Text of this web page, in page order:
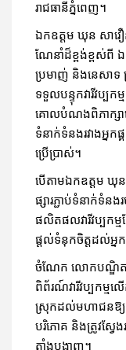
រាជធានីភ្នំពេញ។
ឯកឧត្តម ឃុន សាវឿ
ណែនាំដ៏ខ្ពង់ខ្ពស់ពី ឯ
ប្រមាញ់ និងនេសាទ ព្
ទទួលបន្ទុកវារីវប្បកម្
គោលបំណងពិភាក្សាលើ
ទំនាក់ទំនងរវាងអ្នក
ប្រើប្រាស់។
បើតាមឯកឧត្តម ឃុន
ផ្សារភ្ជាប់ទំនាក់ទំនង
ផលិតផលវារីវប្បកម្
ផ្តល់ទំនុកចិត្តដល់អ្ន
ចំណែក លោកបណ្ឌិត ហ
ពិព័រណ៍វារីវប្បកម្មល
ស្រុកដល់មហាជនឱ្យប
បរិភោគ និងត្រូវស្វ
តាំងបង្ហាញ។